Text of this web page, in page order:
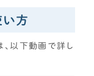
い方
以下動画で詳し